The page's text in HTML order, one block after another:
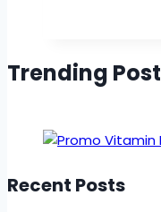
Trending Post
Recent Posts